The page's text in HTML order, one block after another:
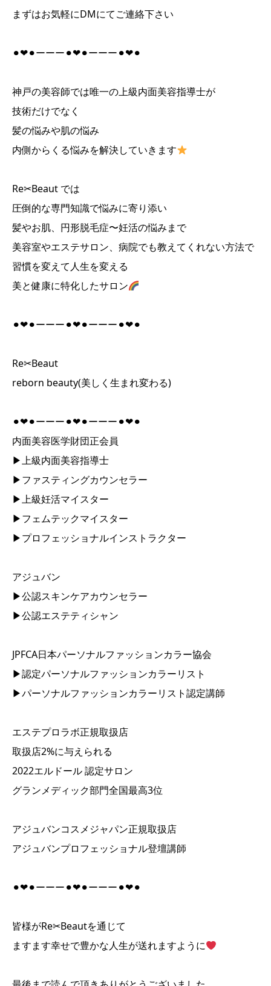
まずはお気軽にDMにてご連絡下さい
⚫︎❤︎⚫︎ーーー⚫︎❤︎⚫︎ーーー⚫︎❤︎⚫︎
神戸の美容師では唯一の上級内面美容指導士が
技術だけでなく
髪の悩みや肌の悩み
内側からくる悩みを解決していきます
Re✂︎Beaut では
圧倒的な専門知識で悩みに寄り添い
髪やお肌、円形脱毛症〜妊活の悩みまで
美容室やエステサロン、病院でも教えてくれない方法で
習慣を変えて人生を変える
美と健康に特化したサロン
⚫︎❤︎⚫︎ーーー⚫︎❤︎⚫︎ーーー⚫︎❤︎⚫︎
Re✂︎Beaut
reborn beauty(美しく生まれ変わる)
⚫︎❤︎⚫︎ーーー⚫︎❤︎⚫︎ーーー⚫︎❤︎⚫︎
内面美容医学財団正会員
▶︎上級内面美容指導士
▶︎ファスティングカウンセラー
▶︎上級妊活マイスター
▶︎フェムテックマイスター
▶︎プロフェッショナルインストラクター
アジュバン
▶︎公認スキンケアカウンセラー
▶︎公認エステティシャン
JPFCA日本パーソナルファッションカラー協会
▶︎認定パーソナルファッションカラーリスト
▶︎パーソナルファッションカラーリスト認定講師
エステプロラボ正規取扱店
取扱店2%に与えられる
2022エルドール 認定サロン
グランメディック部門全国最高3位
アジュバンコスメジャパン正規取扱店
アジュバンプロフェッショナル登壇講師
⚫︎❤︎⚫︎ーーー⚫︎❤︎⚫︎ーーー⚫︎❤︎⚫︎
皆様がRe✂︎Beautを通じて
ますます幸せで豊かな人生が送れますように